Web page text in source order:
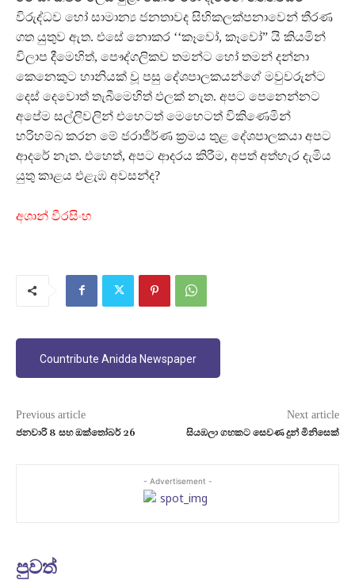
විරුද්ධව හෝ සාමාන්‍ය ජනතාවද සිහිකලක්පනාවෙන් තීරණ
ගත යුතුව ඇත. එසේ නොකර ‘‘කෑවෝ, කෑවෝ”‍ යි කියමින්
විලාප දීමෙහිත්, පෞද්ගලිකව තමන්ට හෝ තමන් දන්නා
කෙනෙකුට හානියක් වූ පසු දේශපාලකයන්ගේ මවුවරුන්ට
දෙස් දෙවොත් තැබීමෙහිත් ඵලක් නැත. අපට පෙනෙන්නට
අපේම සල්ලිවලින් එහෙටත් මෙහෙටත් විකිණෙමින්
හරිහම්බ කරන මේ ජරාජීර්ණ ක‍්‍රමය තුළ දේශපාලකයා අපට
ආදරේ නැත. එහෙත්, අපට ආදරය කිරීම, අපත් අත්හැර දැමිය
යුතු කාළය එළැඹ අවසන්ද?
අශාන් වීරසිංහ
Countribute Anidda Newspaper
Previous article
ජනවාරි 8 සහ ඔක්තෝබර් 26‍
Next article
සියඹලා ගහකට සෙවණ දුන් මිනිසෙක්
- Advertisement -
පුවත්